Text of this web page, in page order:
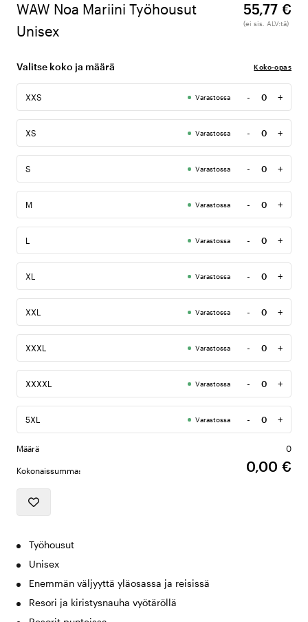
WAW Noa Mariini Työhousut
Unisex
55,77 €
(ei sis. ALV:tä)
Valitse koko ja määrä Koko-opas
XXS Varastossa -
Määrä
+
XS Varastossa -
Määrä
+
S Varastossa -
Määrä
+
M Varastossa -
Määrä
+
L Varastossa -
Määrä
+
XL Varastossa -
Määrä
+
XXL Varastossa -
Määrä
+
XXXL Varastossa -
Määrä
+
XXXXL Varastossa -
Määrä
+
5XL Varastossa -
Määrä
+
Määrä 0
Kokonaissumma: 0,00 €
Työhousut
Unisex
Enemmän väljyyttä yläosassa ja reisissä
Resori ja kiristysnauha vyötäröllä